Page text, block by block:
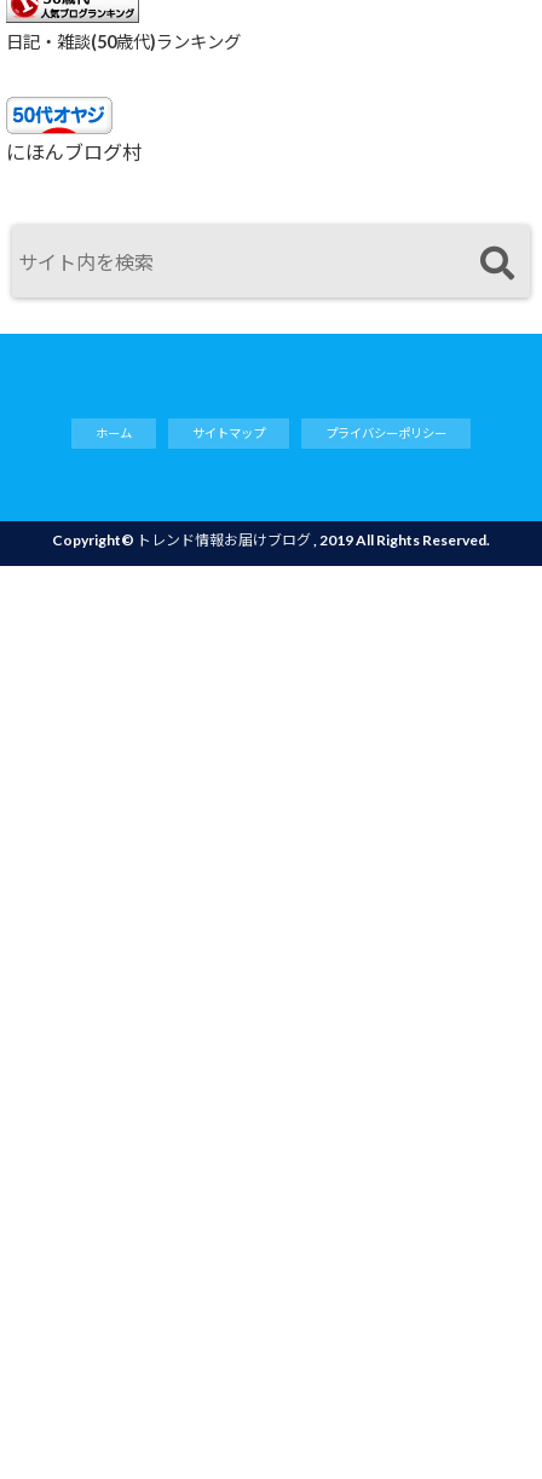
日記・雑談(50歳代)ランキング
にほんブログ村
ホーム サイトマップ プライバシーポリシー
Copyright© トレンド情報お届けブログ, 2019 All Rights Reserved.